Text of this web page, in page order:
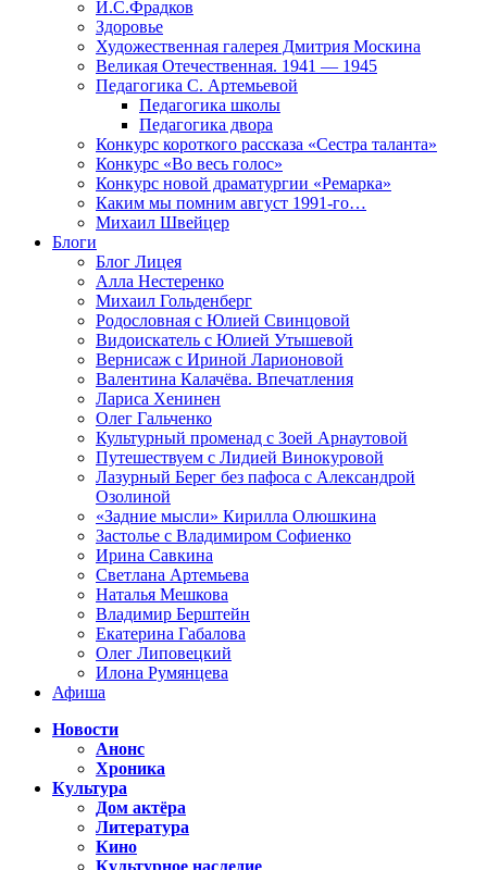
И.С.Фрадков
Здоровье
Художественная галерея Дмитрия Москина
Великая Отечественная. 1941 — 1945
Педагогика С. Артемьевой
Педагогика школы
Педагогика двора
Конкурс короткого рассказа «Сестра таланта»
Конкурс «Во весь голос»
Конкурс новой драматургии «Ремарка»
Каким мы помним август 1991-го…
Михаил Швейцер
Блоги
Блог Лицея
Алла Нестеренко
Михаил Гольденберг
Родословная с Юлией Свинцовой
Видоискатель с Юлией Утышевой
Вернисаж с Ириной Ларионовой
Валентина Калачёва. Впечатления
Лариса Хенинен
Олег Гальченко
Культурный променад с Зоей Арнаутовой
Путешествуем с Лидией Винокуровой
Лазурный Берег без пафоса с Александрой
Озолиной
«Задние мысли» Кирилла Олюшкина
Застолье с Владимиром Софиенко
Ирина Савкина
Светлана Артемьева
Наталья Мешкова
Владимир Берштейн
Екатерина Габалова
Олег Липовецкий
Илона Румянцева
Афиша
Новости
Анонс
Хроника
Культура
Дом актёра
Литература
Кино